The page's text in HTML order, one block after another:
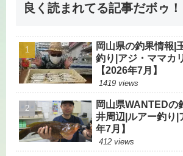
良く読まれてる記事だボゥ！
岡山県の釣果情報|
釣り|アジ・ママカ
【2026年7月】
1419 views
岡山県WANTEDの
井周辺|ルアー釣り|
年7月】
412 views